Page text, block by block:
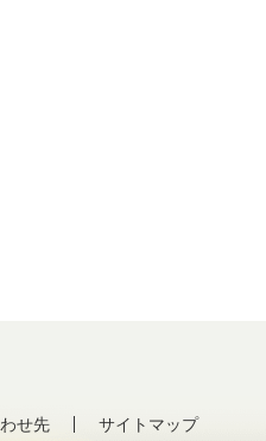
せ先 サイトマップ